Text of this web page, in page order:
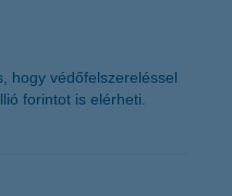
hogy védőfelszereléssel
forintot is elérheti.